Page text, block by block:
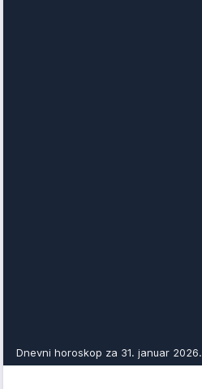
Dnevni horoskop za 31. januar 2026.